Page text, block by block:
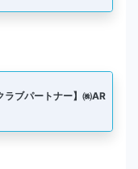
ラブパートナー】㈱AR